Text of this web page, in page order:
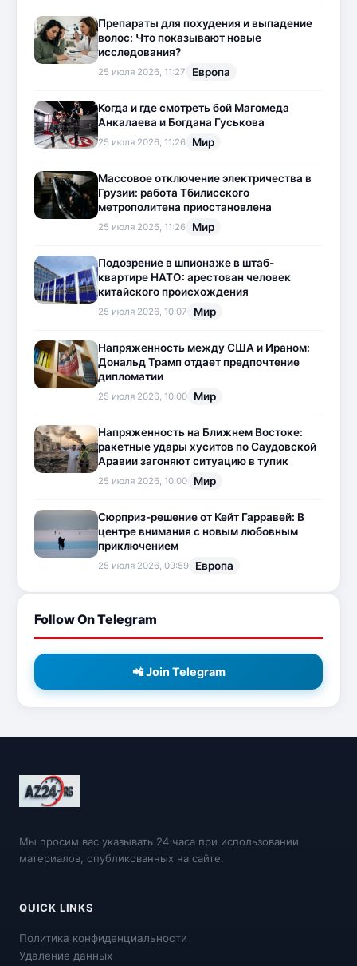
Препараты для похудения и выпадение
волос: Что показывают новые
исследования?
25 июля 2026, 11:27 Европа
Когда и где смотреть бой Магомеда
Анкалаева и Богдана Гуськова
25 июля 2026, 11:26 Мир
Массовое отключение электричества в
Грузии: работа Тбилисского
метрополитена приостановлена
25 июля 2026, 11:26 Мир
Подозрение в шпионаже в штаб-
квартире НАТО: арестован человек
китайского происхождения
25 июля 2026, 10:07 Мир
Напряженность между США и Ираном:
Дональд Трамп отдает предпочтение
дипломатии
25 июля 2026, 10:00 Мир
Напряженность на Ближнем Востоке:
ракетные удары хуситов по Саудовской
Аравии загоняют ситуацию в тупик
25 июля 2026, 10:00 Мир
Сюрприз-решение от Кейт Гарравей: В
центре внимания с новым любовным
приключением
25 июля 2026, 09:59 Европа
Follow On Telegram
📲 Join Telegram
Мы просим вас указывать 24 часа при использовании
материалов, опубликованных на сайте.
QUICK LINKS
Политика конфиденциальности
Удаление данных